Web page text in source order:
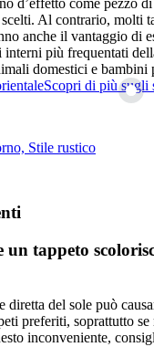
d’effetto come pezzo
Al contrario, molti
anche il vantaggio di
interni più frequentati
domestici e bambini
Scopri di più sugli
un tappeto
diretta del sole può
preferiti, soprattutto se
inconveniente,